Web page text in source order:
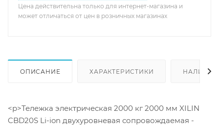
Цена действительна только для интернет-магазина и
может отличаться от цен в розничных магазинах
ОПИСАНИЕ ХАРАКТЕРИСТИКИ
<p>Тележка электрическая 2000 кг 2000 мм XILIN
CBD20S Li-ion двухуровневая сопровождаемая -